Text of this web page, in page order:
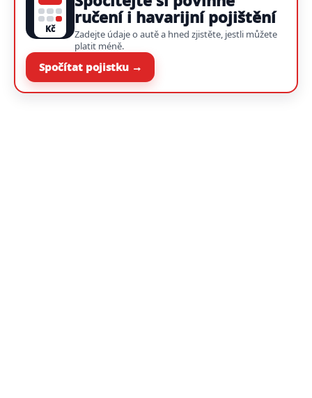
Kč
ručení i havarijní pojištění
Zadejte údaje o autě a hned zjistěte, jestli můžete
platit méně.
Spočítat pojistku →